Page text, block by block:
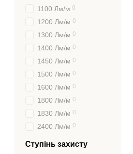
1100 Лм/м 0
1200 Лм/м 0
1300 Лм/м 0
1400 Лм/м 0
1450 Лм/м 0
1500 Лм/м 0
1600 Лм/м 0
1800 Лм/м 0
1830 Лм/м 0
2400 Лм/м 0
Ступінь захисту